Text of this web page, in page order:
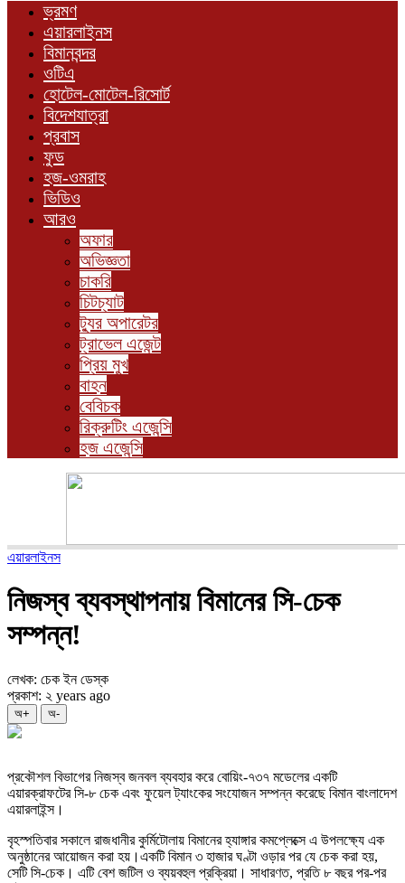
ভ্রমণ
এয়ারলাইনস
বিমানবন্দর
ওটিএ
হোটেল-মোটেল-রিসোর্ট
বিদেশযাত্রা
প্রবাস
ফুড
হজ-ওমরাহ
ভিডিও
আরও
অফার
অভিজ্ঞতা
চাকরি
চিটচ্যাট
ট্যুর অপারেটর
ট্রাভেল এজেন্ট
প্রিয় মুখ
বাহন
বেবিচক
রিক্রুটিং এজেন্সি
হজ এজেন্সি
এয়ারলাইনস
নিজস্ব ব্যবস্থাপনায় বিমানের সি-চেক
সম্পন্ন!
লেখক: চেক ইন ডেস্ক
প্রকাশ: ২ years ago
অ+ অ-
প্রকৌশল বিভাগের নিজস্ব জনবল ব্যবহার করে বোয়িং-৭৩৭ মডেলের একটি
এয়ারক্রাফটের সি-৮ চেক এবং ফুয়েল ট্যাংকের সংযোজন সম্পন্ন করেছে বিমান বাংলাদেশ
এয়ারলাইন্স।
বৃহস্পতিবার সকালে রাজধানীর কুর্মিটোলায় বিমানের হ্যাঙ্গার কমপ্লেক্সে এ উপলক্ষ্যে এক
অনুষ্ঠানের আয়োজন করা হয়।একটি বিমান ৩ হাজার ঘণ্টা ওড়ার পর যে চেক করা হয়,
সেটি সি-চেক। এটি বেশ জটিল ও ব্যয়বহুল প্রক্রিয়া। সাধারণত, প্রতি ৮ বছর পর-পর